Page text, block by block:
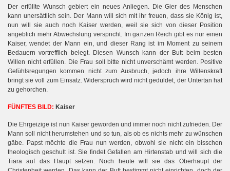
Der erfüllte Wunsch gebiert ein neues Anliegen. Die Gier des Menschen
kann unersättlich sein. Der Mann will sich mit ihr freuen, dass sie König ist,
nun will sie auch noch Kaiser werden, weil sie sich von dieser Position
angeblich mehr Abwechslung verspricht. Im ganzen Reich gibt es nur einen
Kaiser, wendet der Mann ein, und dieser Rang ist im Moment zu seinem
Bedauern vortrefflich belegt. Diesen Wunsch kann der Butt beim besten
Willen nicht erfüllen. Die Frau soll bitte nicht unverschämt werden. Positive
Gefühlsregungen kommen nicht zum Ausbruch, jedoch ihre Willenskraft
bringt sie voll zum Einsatz. Widerspruch wird nicht geduldet, der Untertan hat
zu gehorchen.
FÜNFTES BILD: Kaiser
Die Ehrgeizige ist nun Kaiser geworden und immer noch nicht zufrieden. Der
Mann soll nicht herumstehen und so tun, als ob es nichts mehr zu wünschen
gäbe. Papst möchte die Frau nun werden, obwohl sie nicht ein bisschen
theologisch geschult ist. Sie findet Gefallen am Hirtenstab und will sich die
Tiara auf das Haupt setzen. Noch heute will sie das Oberhaupt der